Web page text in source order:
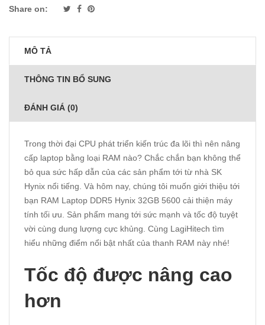
Share on:
MÔ TẢ
THÔNG TIN BỔ SUNG
ĐÁNH GIÁ (0)
Trong thời đại CPU phát triển kiến trúc đa lõi thì nên nâng
cấp laptop bằng loại RAM nào? Chắc chắn bạn không thể
bỏ qua sức hấp dẫn của các sản phẩm tới từ nhà SK
Hynix nổi tiếng. Và hôm nay, chúng tôi muốn giới thiệu tới
bạn RAM Laptop DDR5 Hynix 32GB 5600 cải thiện máy
tính tối ưu. Sản phẩm mang tới sức mạnh và tốc độ tuyệt
vời cùng dung lượng cực khủng. Cùng LagiHitech tìm
hiểu những điểm nổi bật nhất của thanh RAM này nhé!
Tốc độ được nâng cao
hơn